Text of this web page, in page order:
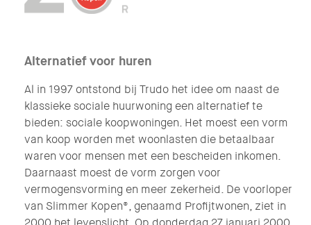
Alternatief voor huren
Al in 1997 ontstond bij Trudo het idee om naast de
klassieke sociale huurwoning een alternatief te
bieden: sociale koopwoningen. Het moest een vorm
van koop worden met woonlasten die betaalbaar
waren voor mensen met een bescheiden inkomen.
Daarnaast moest de vorm zorgen voor
vermogensvorming en meer zekerheid. De voorloper
van Slimmer Kopen®, genaamd Profijtwonen, ziet in